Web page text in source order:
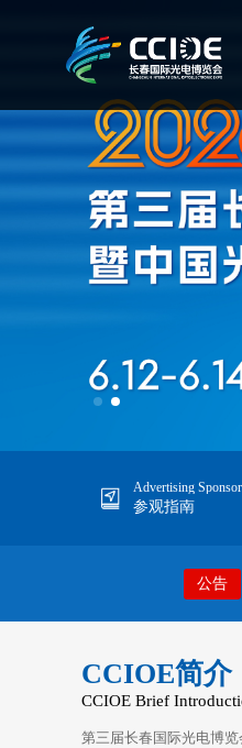
Advertising
参观指南
公告
CCIOE简介
CCIOE Brief
第三届长春国际光电博